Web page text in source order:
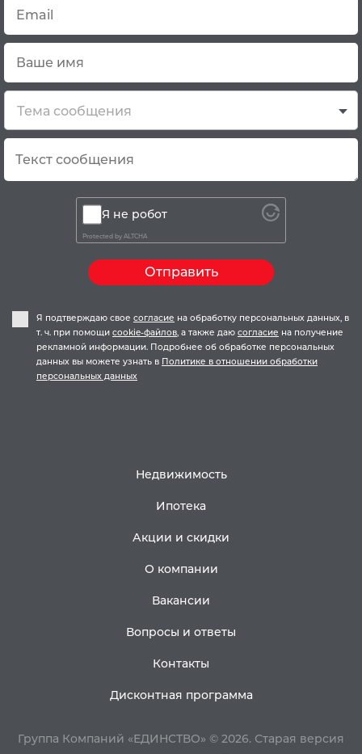
Тема сообщения
Я не робот
Protected by ALTCHA
Отправить
Я подтверждаю свое согласие на обработку персональных данных, в
т. ч. при помощи cookie-файлов, а также даю согласие на получение
рекламной информации. Подробнее об обработке персональных
данных вы можете узнать в Политике в отношении обработки
персональных данных
Недвижимость
Ипотека
Акции и скидки
О компании
Вакансии
Вопросы и ответы
Контакты
Дисконтная программа
Группа Компаний «ЕДИНСТВО» © 2026. Старая версия